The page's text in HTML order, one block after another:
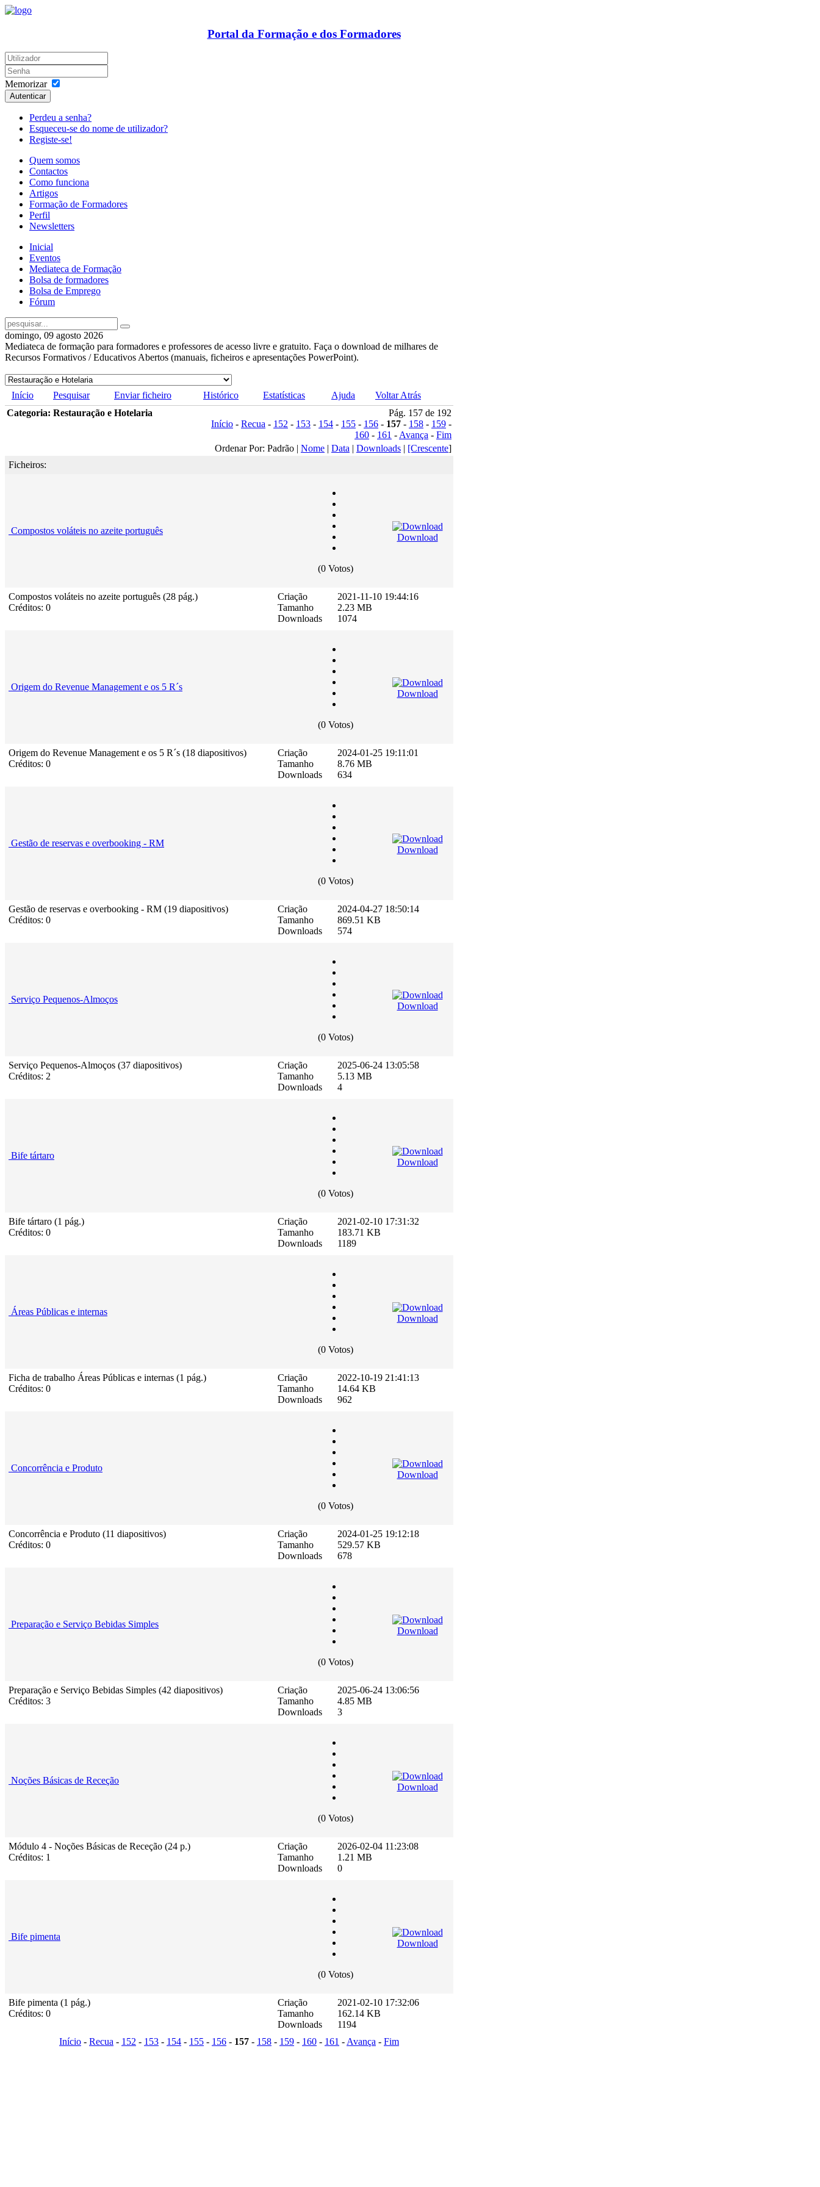
Portal da Formação e dos Formadores
Memorizar
Autenticar
Perdeu a senha?
Esqueceu-se do nome de utilizador?
Registe-se!
Quem somos
Contactos
Como funciona
Artigos
Formação de Formadores
Perfil
Newsletters
Inicial
Eventos
Mediateca de Formação
Bolsa de formadores
Bolsa de Emprego
Fórum
domingo, 09 agosto 2026
Mediateca de formação para formadores e professores de acesso livre e gratuito. Faça o download de milhares de
Recursos Formativos / Educativos Abertos (manuais, ficheiros e apresentações PowerPoint).
Início Pesquisar Enviar ficheiro Histórico Estatísticas Ajuda
Voltar Atrás
Categoria: Restauração e Hotelaria
Pág. 157 de 192
Início - Recua - 152 - 153 - 154 - 155 - 156 - 157 - 158 - 159 -
160 - 161 -Avança - Fim
Ordenar Por: Padrão | Nome | Data | Downloads | [Crescente]
Ficheiros:
Compostos voláteis no azeite português
(0 Votos)
Download
Compostos voláteis no azeite português (28 pág.)
Créditos: 0
Criação
Tamanho
Downloads
2021-11-10 19:44:16
2.23 MB
1074
Origem do Revenue Management e os 5 R´s
(0 Votos)
Download
Origem do Revenue Management e os 5 R´s (18 diapositivos)
Créditos: 0
Criação
Tamanho
Downloads
2024-01-25 19:11:01
8.76 MB
634
Gestão de reservas e overbooking - RM
(0 Votos)
Download
Gestão de reservas e overbooking - RM (19 diapositivos)
Créditos: 0
Criação
Tamanho
Downloads
2024-04-27 18:50:14
869.51 KB
574
Serviço Pequenos-Almoços
(0 Votos)
Download
Serviço Pequenos-Almoços (37 diapositivos)
Créditos: 2
Criação
Tamanho
Downloads
2025-06-24 13:05:58
5.13 MB
4
Bife tártaro
(0 Votos)
Download
Bife tártaro (1 pág.)
Créditos: 0
Criação
Tamanho
Downloads
2021-02-10 17:31:32
183.71 KB
1189
Áreas Públicas e internas
(0 Votos)
Download
Ficha de trabalho Áreas Públicas e internas (1 pág.)
Créditos: 0
Criação
Tamanho
Downloads
2022-10-19 21:41:13
14.64 KB
962
Concorrência e Produto
(0 Votos)
Download
Concorrência e Produto (11 diapositivos)
Créditos: 0
Criação
Tamanho
Downloads
2024-01-25 19:12:18
529.57 KB
678
Preparação e Serviço Bebidas Simples
(0 Votos)
Download
Preparação e Serviço Bebidas Simples (42 diapositivos)
Créditos: 3
Criação
Tamanho
Downloads
2025-06-24 13:06:56
4.85 MB
3
Noções Básicas de Receção
(0 Votos)
Download
Módulo 4 - Noções Básicas de Receção (24 p.)
Créditos: 1
Criação
Tamanho
Downloads
2026-02-04 11:23:08
1.21 MB
0
Bife pimenta
(0 Votos)
Download
Bife pimenta (1 pág.)
Créditos: 0
Criação
Tamanho
Downloads
2021-02-10 17:32:06
162.14 KB
1194
Início - Recua - 152 - 153 - 154 - 155 - 156 - 157 - 158 - 159 - 160 - 161 -Avança - Fim